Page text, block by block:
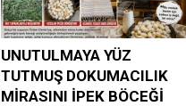
UNUTULMAYA YÜZ
TUTMUŞ DOKUMACILIK
MİRASINI İPEK BÖCEĞİ